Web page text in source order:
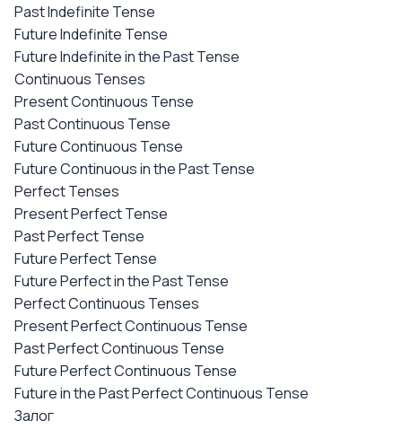
Past Indefinite Tense
Future Indefinite Tense
Future Indefinite in the Past Tense
Continuous Tenses
Present Continuous Tense
Past Continuous Tense
Future Continuous Tense
Future Continuous in the Past Tense
Perfect Tenses
Present Perfect Tense
Past Perfect Tense
Future Perfect Tense
Future Perfect in the Past Tense
Perfect Continuous Tenses
Present Perfect Continuous Tense
Past Perfect Continuous Tense
Future Perfect Continuous Tense
Future in the Past Perfect Continuous Tense
Залог